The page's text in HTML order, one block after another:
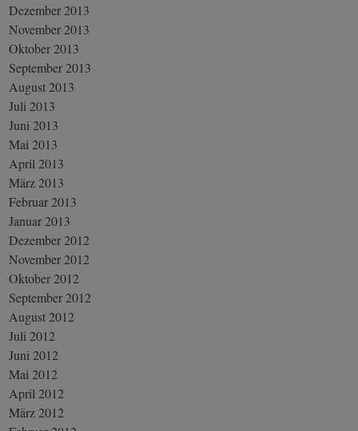
Dezember 2013
November 2013
Oktober 2013
September 2013
August 2013
Juli 2013
Juni 2013
Mai 2013
April 2013
März 2013
Februar 2013
Januar 2013
Dezember 2012
November 2012
Oktober 2012
September 2012
August 2012
Juli 2012
Juni 2012
Mai 2012
April 2012
März 2012